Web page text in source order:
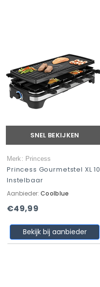
SNEL BEKIJKEN
Merk: Princess
Princess Gourmetstel XL 10
Instelbaar
Aanbieder: Coolblue
€49,99
Bekijk bij aanbieder